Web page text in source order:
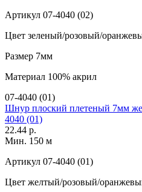
Артикул 07-4040 (02)
Цвет зеленый/розовый/
Размер 7мм
Материал 100% акрил
07-4040 (01)
Шнур плоский плетеный 7мм
4040 (01)
22.44 р.
Мин. 150 м
Артикул 07-4040 (01)
Цвет желтый/розовый/